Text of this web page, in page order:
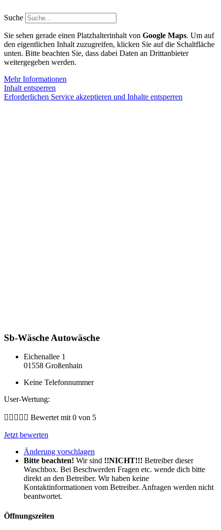
Inhalt
springen
Suche
Sie sehen gerade einen Platzhalterinhalt von Google Maps. Um auf
den eigentlichen Inhalt zuzugreifen, klicken Sie auf die Schaltfläche
unten. Bitte beachten Sie, dass dabei Daten an Drittanbieter
weitergegeben werden.
Mehr Informationen
Inhalt entsperren
Erforderlichen Service akzeptieren und Inhalte entsperren
Sb-Wäsche Autowäsche
Eichenallee 1
01558 Großenhain
Keine Telefonnummer
User-Wertung:
     Bewertet mit 0 von 5
Jetzt bewerten
Änderung vorschlagen
Bitte beachten! Wir sind !!NICHT!!! Betreiber dieser
Waschbox. Bei Beschwerden Fragen etc. wende dich bitte
direkt an den Betreiber. Wir haben keine
Kontaktinformationen vom Betreiber. Anfragen werden nicht
beantwortet.
Öffnungszeiten